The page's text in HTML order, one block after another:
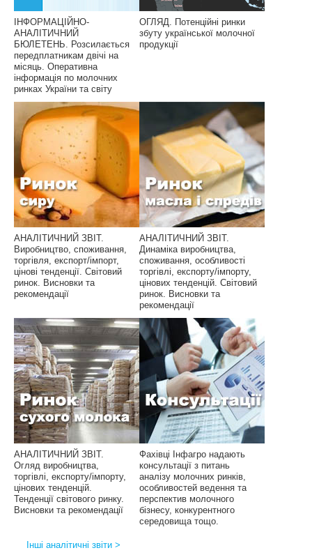
ІНФОРМАЦІЙНО-
АНАЛІТИЧНИЙ
БЮЛЕТЕНЬ. Розсилається
передплатникам двічі на
місяць. Оперативна
інформація по молочних
ринках України та світу
ОГЛЯД. Потенційні ринки
збуту української молочної
продукції
АНАЛІТИЧНИЙ ЗВІТ.
Виробництво, споживання,
торгівля, експорт/імпорт,
цінові тенденції. Світовий
ринок. Висновки та
рекомендації
АНАЛІТИЧНИЙ ЗВІТ.
Динаміка виробництва,
споживання, особливості
торгівлі, експорту/імпорту,
цінових тенденцій. Світовий
ринок. Висновки та
рекомендації
АНАЛІТИЧНИЙ ЗВІТ.
Огляд виробництва,
торгівлі, експорту/імпорту,
цінових тенденцій.
Тенденції світового ринку.
Висновки та рекомендації
Фахівці Інфагро надають
консультації з питань
аналізу молочних ринків,
особливостей ведення та
перспектив молочного
бізнесу, конкурентного
середовища тощо.
Інші аналітичні звіти >